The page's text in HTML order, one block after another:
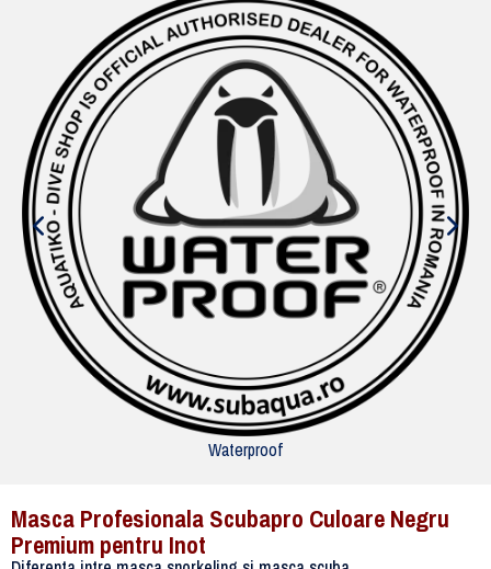
Waterproof
Masca Profesionala Scubapro Culoare Negru
Premium pentru Inot